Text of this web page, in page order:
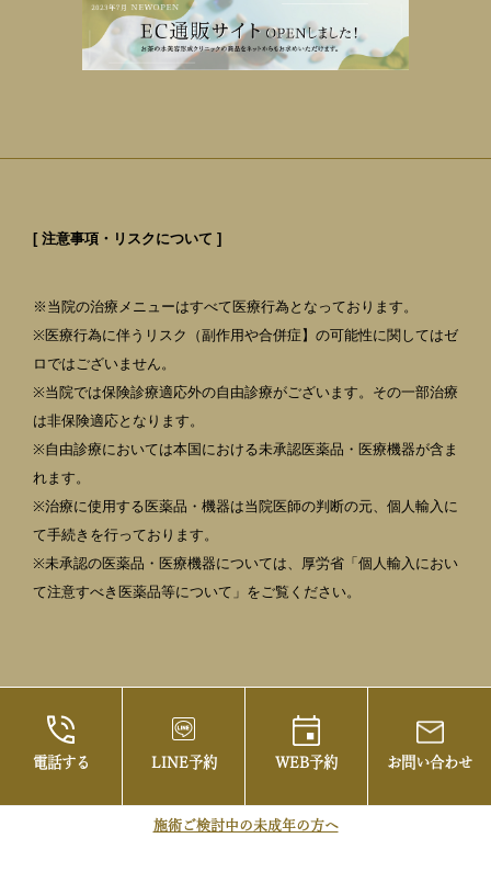
電話する LINE予約 WEB予約 お問い合わせ
施術ご検討中の未成年の方へ
[ 注意事項・リスクについて ]
※当院の治療メニューはすべて医療行為となっております。
※医療行為に伴うリスク（副作用や合併症】の可能性に関してはゼ
ロではございません。
※当院では保険診療適応外の自由診療がございます。その一部治療
は非保険適応となります。
※自由診療においては本国における未承認医薬品・医療機器が含ま
れます。
※治療に使用する医薬品・機器は当院医師の判断の元、個人輸入に
て手続きを行っております。
※未承認の医薬品・医療機器については、厚労省「個人輸入におい
て注意すべき医薬品等について」をご覧ください。
らお茶の水美容形成クリニック